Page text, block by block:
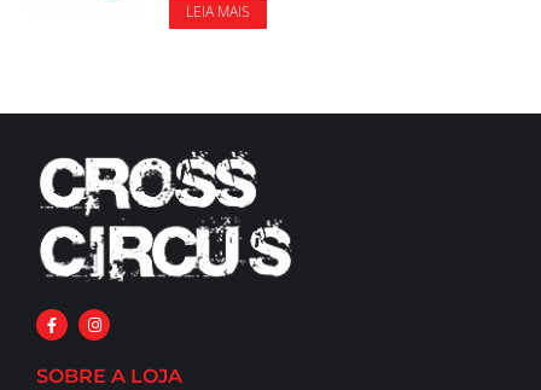
LEIA MAIS
SOBRE A LOJA